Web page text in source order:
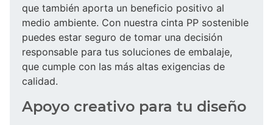
que también aporta un beneficio positivo al
medio ambiente. Con nuestra cinta PP sostenible
puedes estar seguro de tomar una decisión
responsable para tus soluciones de embalaje,
que cumple con las más altas exigencias de
calidad.
Apoyo creativo para tu diseño